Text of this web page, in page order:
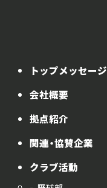
トップメッセージ
会社概要
拠点紹介
関連・協賛企業
クラブ活動